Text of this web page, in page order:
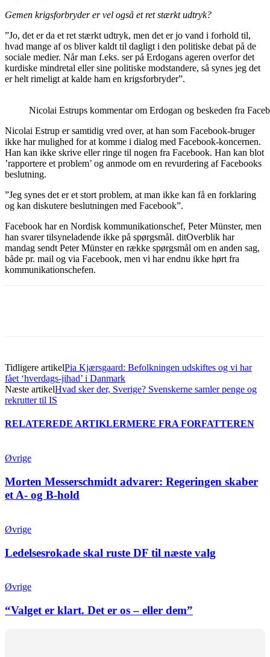
Gemen krigsforbryder er vel også et ret stærkt udtryk?
”Jo, det er da et ret stærkt udtryk, men det er jo vand i forhold til,
hvad mange af os bliver kaldt til dagligt i den politiske debat på de
sociale medier. Når man f.eks. ser på Erdogans ageren overfor det
kurdiske mindretal eller sine politiske modstandere, så synes jeg det
er helt rimeligt at kalde ham en krigsforbryder”.
Nicolai Estrups kommentar om Erdogan og beskeden fra
Nicolai Estrup er samtidig vred over, at han som Facebook-bruger
ikke har mulighed for at komme i dialog med Facebook-koncernen.
Han kan ikke skrive eller ringe til nogen fra Facebook. Han kan blot
’rapportere et problem’ og anmode om en revurdering af Facebooks
beslutning.
”Jeg synes det er et stort problem, at man ikke kan få en forklaring
og kan diskutere beslutningen med Facebook”.
Facebook har en Nordisk kommunikationschef, Peter Münster, men
han svarer tilsyneladende ikke på spørgsmål. ditOverblik har
mandag sendt Peter Münster en række spørgsmål om en anden sag,
både pr. mail og via Facebook, men vi har endnu ikke hørt fra
kommunikationschefen.
Tidligere artikelPia Kjærsgaard: Befolkningen udskiftes og vi har
fået ‘hverdags-jihad’ i Danmark
Næste artikelHvad sker der, Sverige? Svenskerne samler penge og
rekrutter til IS
RELATEREDE ARTIKLERMERE FRA FORFATTEREN
Øvrige
Morten Messerschmidt advarer: Regeringen skaber
et A- og B-hold
Øvrige
Ledelsesrokade skal ruste DF til næste valg
Øvrige
“Valget er klart. Det er os – eller dem”